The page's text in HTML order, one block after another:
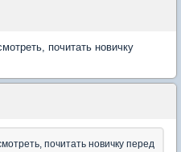
почитать новичку
почитать новичку перед